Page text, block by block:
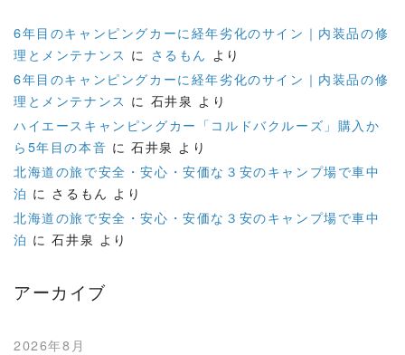
6年目のキャンピングカーに経年劣化のサイン｜内装品の修
理とメンテナンス に さるもん より
6年目のキャンピングカーに経年劣化のサイン｜内装品の修
理とメンテナンス に 石井泉 より
ハイエースキャンピングカー「コルドバクルーズ」購入か
ら5年目の本音 に石井泉 より
北海道の旅で安全・安心・安価な３安のキャンプ場で車中
泊 に さるもん より
北海道の旅で安全・安心・安価な３安のキャンプ場で車中
泊 に石井泉 より
アーカイブ
2026年8月